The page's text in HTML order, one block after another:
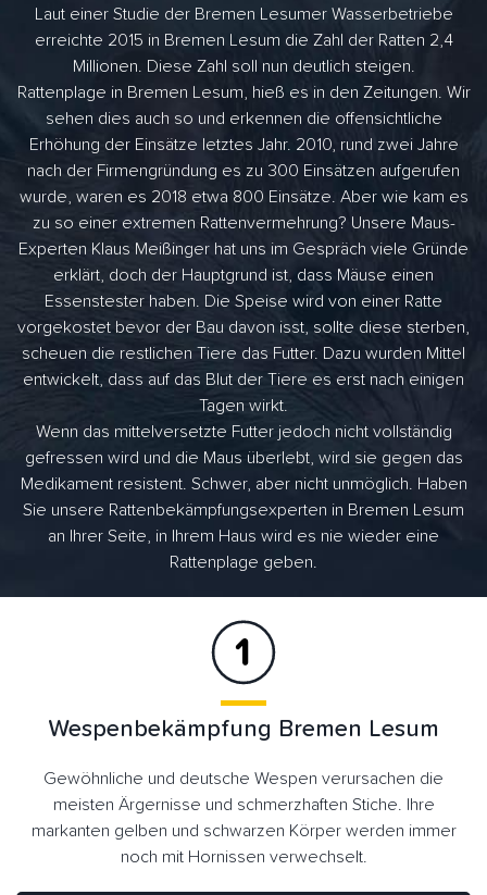
Laut einer Studie der Bremen Lesumer Wasserbetriebe
erreichte 2015 in Bremen Lesum die Zahl der Ratten 2,4
Millionen. Diese Zahl soll nun deutlich steigen.
Rattenplage in Bremen Lesum, hieß es in den Zeitungen. Wir
sehen dies auch so und erkennen die offensichtliche
Erhöhung der Einsätze letztes Jahr. 2010, rund zwei Jahre
nach der Firmengründung es zu 300 Einsätzen aufgerufen
wurde, waren es 2018 etwa 800 Einsätze. Aber wie kam es
zu so einer extremen Rattenvermehrung? Unsere Maus-
Experten Klaus Meißinger hat uns im Gespräch viele Gründe
erklärt, doch der Hauptgrund ist, dass Mäuse einen
Essenstester haben. Die Speise wird von einer Ratte
vorgekostet bevor der Bau davon isst, sollte diese sterben,
scheuen die restlichen Tiere das Futter. Dazu wurden Mittel
entwickelt, dass auf das Blut der Tiere es erst nach einigen
Tagen wirkt.
Wenn das mittelversetzte Futter jedoch nicht vollständig
gefressen wird und die Maus überlebt, wird sie gegen das
Medikament resistent. Schwer, aber nicht unmöglich. Haben
Sie unsere Rattenbekämpfungsexperten in Bremen Lesum
an Ihrer Seite, in Ihrem Haus wird es nie wieder eine
Rattenplage geben.
Wespenbekämpfung Bremen Lesum
Gewöhnliche und deutsche Wespen verursachen die
meisten Ärgernisse und schmerzhaften Stiche. Ihre
markanten gelben und schwarzen Körper werden immer
noch mit Hornissen verwechselt.